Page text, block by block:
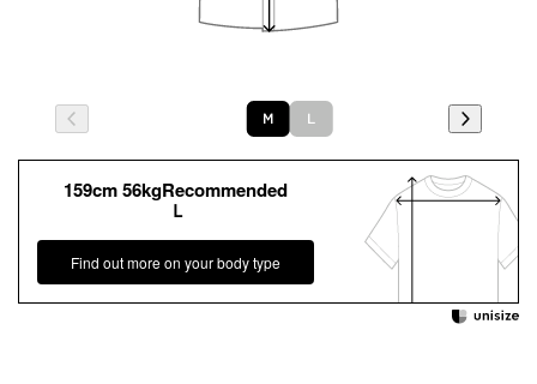
Ｍ Ｌ
159cm 56kgRecommended
Ｌ
Find out more on your body type